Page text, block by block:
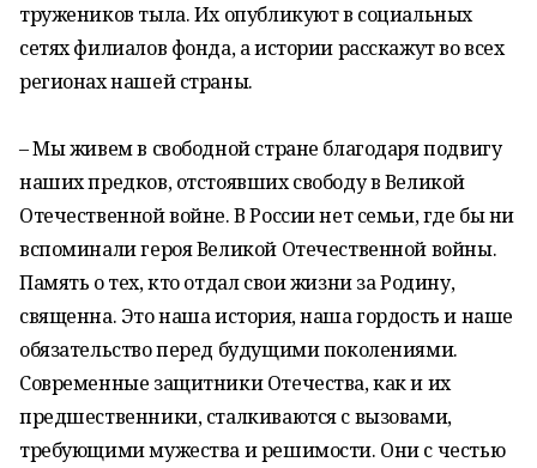
тружеников тыла. Их опубликуют в социальных
сетях филиалов фонда, а истории расскажут во всех
регионах нашей страны.
– Мы живем в свободной стране благодаря подвигу
наших предков, отстоявших свободу в Великой
Отечественной войне. В России нет семьи, где бы ни
вспоминали героя Великой Отечественной войны.
Память о тех, кто отдал свои жизни за Родину,
священна. Это наша история, наша гордость и наше
обязательство перед будущими поколениями.
Современные защитники Отечества, как и их
предшественники, сталкиваются с вызовами,
требующими мужества и решимости. Они с честью